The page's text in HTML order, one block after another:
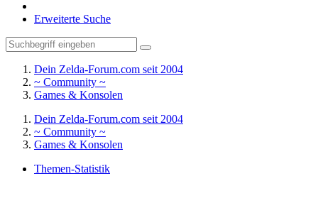
Erweiterte Suche
Dein Zelda-Forum.com seit 2004
~ Community ~
Games & Konsolen
Dein Zelda-Forum.com seit 2004
~ Community ~
Games & Konsolen
Themen-Statistik